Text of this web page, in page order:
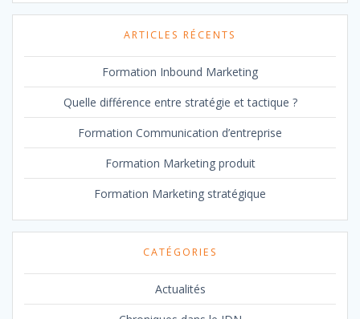
:
ARTICLES RÉCENTS
Formation Inbound Marketing
Quelle différence entre stratégie et tactique ?
Formation Communication d’entreprise
Formation Marketing produit
Formation Marketing stratégique
CATÉGORIES
Actualités